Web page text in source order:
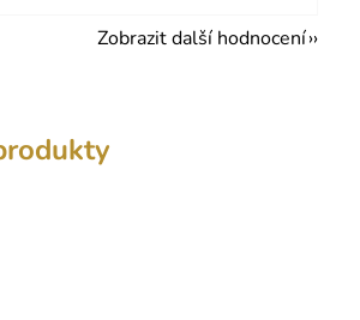
Zobrazit další hodnocení